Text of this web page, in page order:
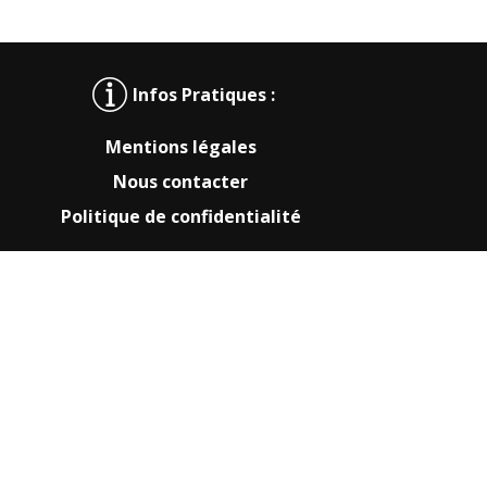
Infos Pratiques :
Mentions légales
Nous contacter
Politique de confidentialité